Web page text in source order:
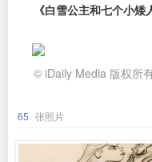
《白雪公主和七个小矮
© iDaily Media 版权所
65 张照片